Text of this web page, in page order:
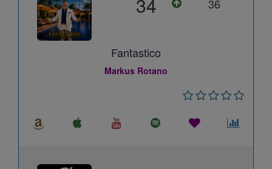
36
Fantastico
Markus Rotano